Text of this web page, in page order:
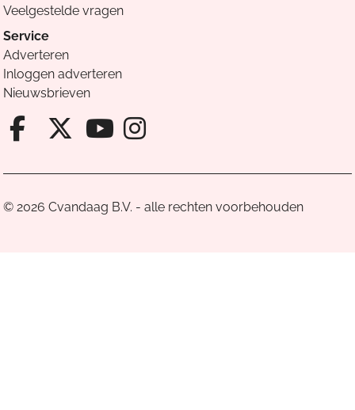
Veelgestelde vragen
Service
Adverteren
Inloggen adverteren
Nieuwsbrieven
Facebook van Cvandaag
X van Cvandaag
Instagram van
© 2026 Cvandaag B.V. - alle rechten voorbehouden